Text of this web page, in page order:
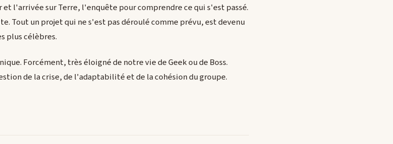
l'arrivée sur Terre, l'enquête pour comprendre ce qui s'est passé.
Tout un projet qui ne s'est pas déroulé comme prévu, est devenu
plus célèbres.
Forcément, très éloigné de notre vie de Geek ou de Boss.
de la crise, de l'adaptabilité et de la cohésion du groupe.